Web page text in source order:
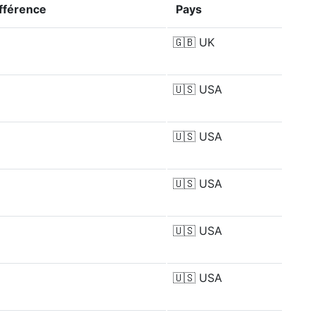
Pays
🇬🇧 UK
🇺🇸 USA
🇺🇸 USA
🇺🇸 USA
🇺🇸 USA
🇺🇸 USA